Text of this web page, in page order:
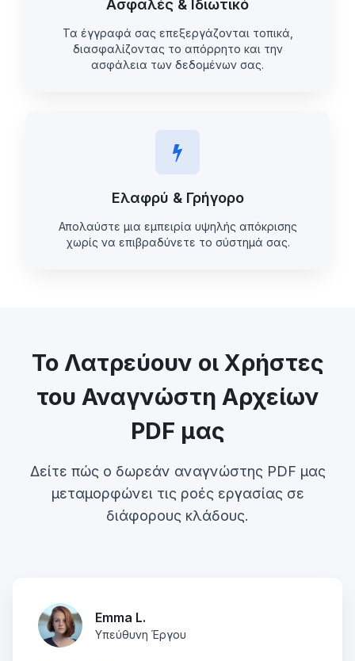
Ασφαλές & Ιδιωτικό
Τα έγγραφά σας επεξεργάζονται τοπικά,
διασφαλίζοντας το απόρρητο και την
ασφάλεια των δεδομένων σας.
Ελαφρύ & Γρήγορο
Απολαύστε μια εμπειρία υψηλής απόκρισης
χωρίς να επιβραδύνετε το σύστημά σας.
Το Λατρεύουν οι Χρήστες
του Αναγνώστη Αρχείων
PDF μας
Δείτε πώς ο δωρεάν αναγνώστης PDF μας
μεταμορφώνει τις ροές εργασίας σε
διάφορους κλάδους.
Emma L.
Υπεύθυνη Έργου